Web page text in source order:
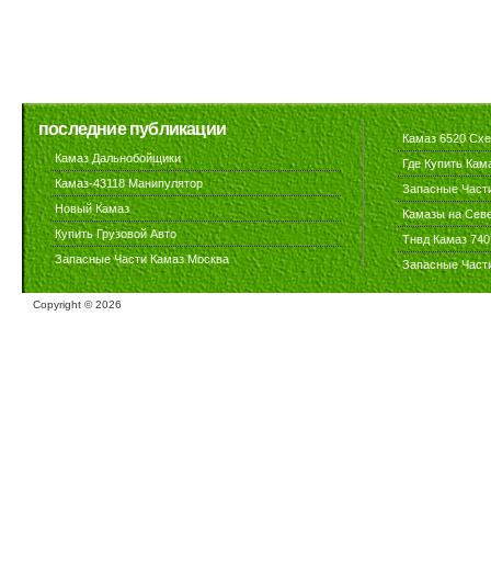
последние публикации
Камаз Дальнобойщики
Камаз-43118 Манипулятор
Новый Камаз
Купить Грузовой Авто
Запасные Части Камаз Москва
Камаз 6520
Где Купить
Запасные
Камазы на
Тнвд Камаз 740
Запасные
Copyright ©2026